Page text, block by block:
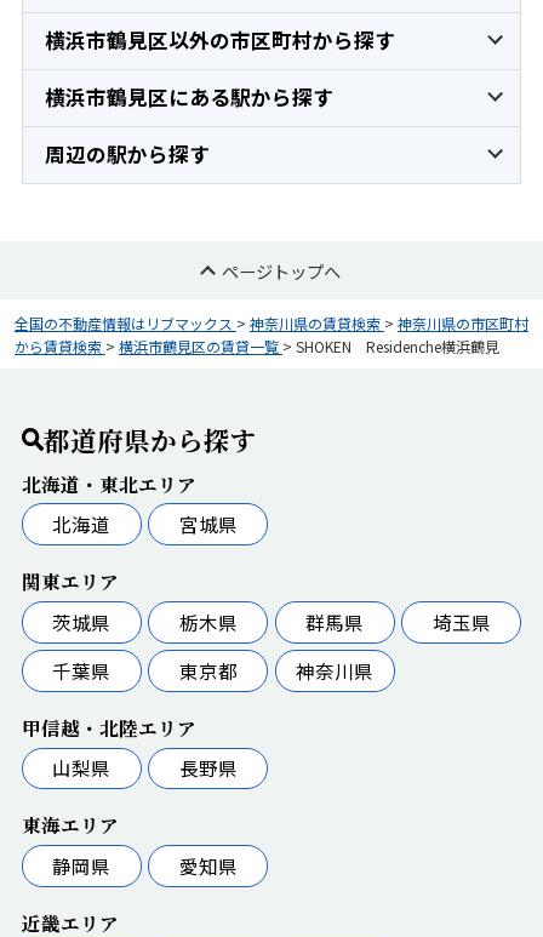
横浜市鶴見区以外の市区町村から探す
横浜市鶴見区にある駅から探す
周辺の駅から探す
ページトップへ
全国の不動産情報はリブマックス > 神奈川県の賃貸検索 > 神奈川県の市区町村
から賃貸検索 > 横浜市鶴見区の賃貸一覧 > SHOKEN Residenche横浜鶴見
都道府県から探す
北海道・東北エリア
北海道
宮城県
関東エリア
茨城県
栃木県 群馬県
埼玉県
千葉県
東京都 神奈川県
甲信越・北陸エリア
山梨県
長野県
東海エリア
静岡県
愛知県
近畿エリア